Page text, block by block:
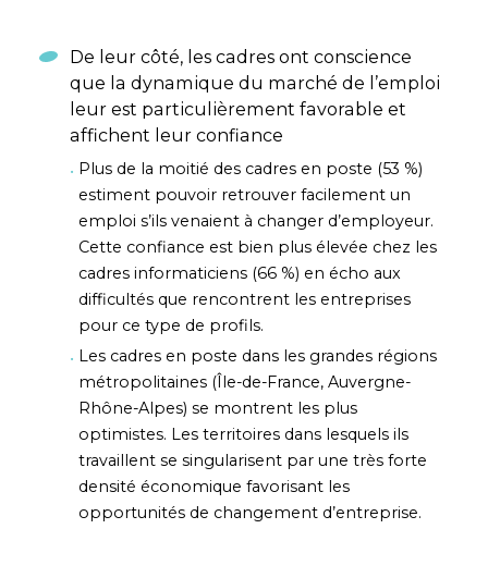
De leur côté, les cadres ont conscience
que la dynamique du marché de l’emploi
leur est particulièrement favorable et
affichent leur confiance
Plus de la moitié des cadres en poste (53 %)
estiment pouvoir retrouver facilement un
emploi s’ils venaient à changer d’employeur.
Cette confiance est bien plus élevée chez les
cadres informaticiens (66 %) en écho aux
difficultés que rencontrent les entreprises
pour ce type de profils.
Les cadres en poste dans les grandes régions
métropolitaines (Île-de-France, Auvergne-
Rhône-Alpes) se montrent les plus
optimistes. Les territoires dans lesquels ils
travaillent se singularisent par une très forte
densité économique favorisant les
opportunités de changement d’entreprise.